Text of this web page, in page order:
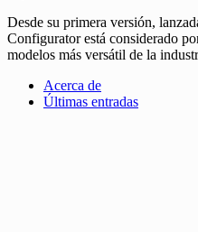
Desde su primera versión,
Configurator está considerado
modelos más versátil de la
Acerca de
Últimas entradas